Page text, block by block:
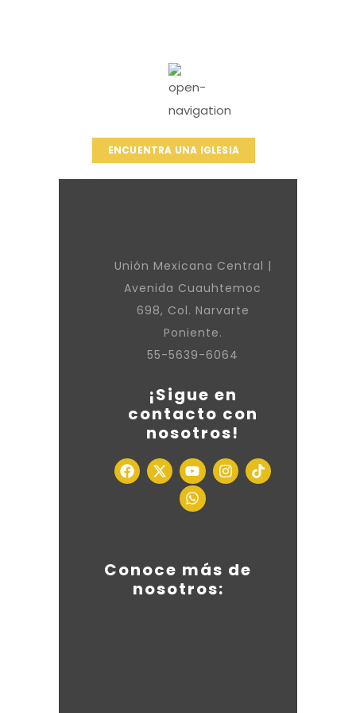
ENCUENTRA UNA IGLESIA
Unión Mexicana Central |
Avenida Cuauhtemoc
698, Col. Narvarte
Poniente.
55-5639-6064
¡Sigue en
contacto con
nosotros!
Conoce más de
nosotros: